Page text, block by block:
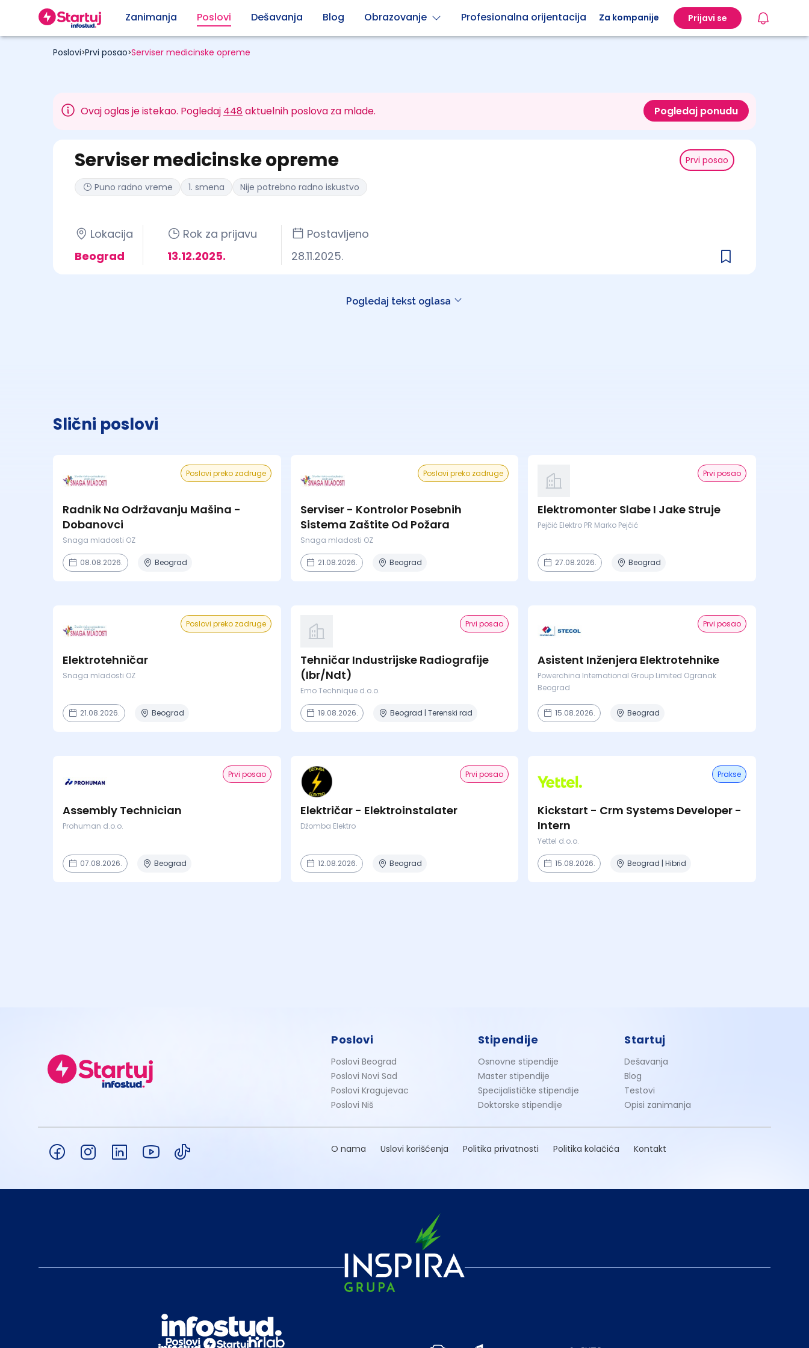
Zanimanja Poslovi Dešavanja Blog Obrazovanje Profesionalna orijentacija Za kompanije Prijavi se
Poslovi>Prvi posao>Serviser medicinske opreme
Ovaj oglas je istekao. Pogledaj 448 aktuelnih poslova za mlade. Pogledaj ponudu
Prvi posao
Serviser medicinske opreme
Lokacija
Beograd
Rok za prijavu
13.12.2025.
Postavljeno
28.11.2025.
Puno radno vreme 1. smena Nije potrebno radno iskustvo
Pogledaj tekst oglasa
Slični poslovi
Poslovi preko zadruge
Radnik Na Održavanju Mašina -
Dobanovci
Snaga mladosti OZ
08.08.2026. Beograd
Poslovi preko zadruge
Serviser - Kontrolor Posebnih
Sistema Zaštite Od Požara
Snaga mladosti OZ
21.08.2026. Beograd
Prvi posao
Elektromonter Slabe I Jake Struje
Pejčić Elektro PR Marko Pejčić
27.08.2026. Beograd
Poslovi preko zadruge
Elektrotehničar
Snaga mladosti OZ
21.08.2026. Beograd
Prvi posao
Tehničar Industrijske Radiografije
(Ibr/Ndt)
Emo Technique d.o.o.
19.08.2026. Beograd | Terenski rad
Prvi posao
Asistent Inženjera Elektrotehnike
Powerchina International Group Limited Ogranak
Beograd
15.08.2026. Beograd
Prvi posao
Assembly Technician
Prohuman d.o.o.
07.08.2026. Beograd
Prvi posao
Električar - Elektroinstalater
Džomba Elektro
12.08.2026. Beograd
Prakse
Kickstart - Crm Systems Developer -
Intern
Yettel d.o.o.
15.08.2026. Beograd | Hibrid
Poslovi
Poslovi Beograd
Poslovi Novi Sad
Poslovi Kragujevac
Poslovi Niš
Stipendije
Osnovne stipendije
Master stipendije
Specijalističke stipendije
Doktorske stipendije
Startuj
Dešavanja
Blog
Testovi
Opisi zanimanja
O nama Uslovi korišćenja Politika privatnosti Politika kolačića Kontakt